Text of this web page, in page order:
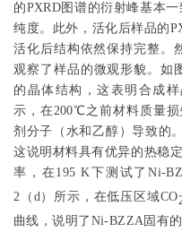
的PXRD图谱的衍射峰基本
纯度。此外，活化后样品的
活化后结构依然保持完整。
观察了样品的微观形貌。如
的晶体结构，这表明合成
示，在200℃之前材料质量
剂分子（水和乙醇）导致的
这说明材料具有优异的热稳
率，在195 K下测试了Ni-
2 （d）所示，在低压区域CO
曲线，说明了Ni-BZZA固有